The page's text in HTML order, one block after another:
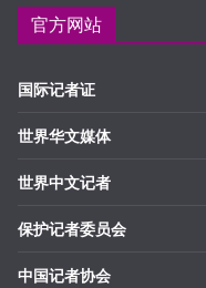
官方网站
国际记者证
世界华文媒体
世界中文记者
保护记者委员会
中国记者协会